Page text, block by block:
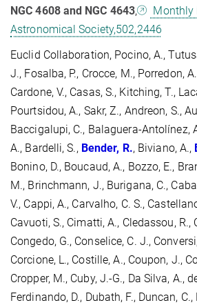
NGC 4608 and NGC 4643,
Monthly
Astronomical Society,502,2446
Euclid Collaboration, Pocino, A.,
J., Fosalba, P., Crocce, M., Porredon,
Cardone, V., Casas, S., Kitching, T.,
Pourtsidou, A., Sakr, Z., Andreon, S.,
Baccigalupi, C., Balaguera-Antolínez,
A., Bardelli, S., Bender, R., Biviano, A.,
Bonino, D., Boucaud, A., Bozzo, E.,
M., Brinchmann, J., Burigana, C.,
V., Cappi, A., Carvalho, C. S.,
Cavuoti, S., Cimatti, A., Cledassou, R.,
Congedo, G., Conselice, C. J.,
Corcione, L., Costille, A., Coupon, J.,
Cropper, M., Cuby, J.-G., Da Silva, A.,
Ferdinando, D., Dubath, F., Duncan,